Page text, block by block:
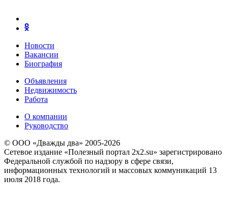
Новости
Вакансии
Биография
Объявления
Недвижимость
Работа
О компании
Руководство
© ООО «Дважды два» 2005-2026
Сетевое издание «Полезный портал 2x2.su» зарегистрировано
Федеральной службой по надзору в сфере связи,
информационных технологий и массовых коммуникаций 13
июля 2018 года.